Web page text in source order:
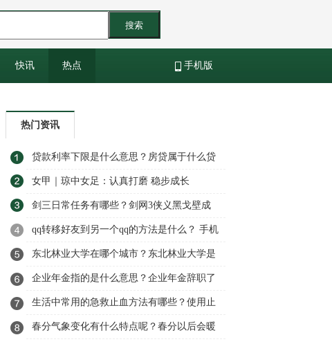
搜索
快讯 热点 手机版
热门资讯
贷款利率下限是什么意思？房贷属于什么贷
款类型？
女甲｜琼中女足：认真打磨 稳步成长
剑三日常任务有哪些？剑网3侠义黑戈壁成
就怎么做？
qq转移好友到另一个qq的方法是什么？ 手机
QQ数据怎么备份至电脑？
东北林业大学在哪个城市？东北林业大学是
985还是211？
企业年金指的是什么意思？企业年金辞职了
就白交了吗?
生活中常用的急救止血方法有哪些？使用止
血带捆绑止血时要注意些什么？
春分气象变化有什么特点呢？春分以后会暖